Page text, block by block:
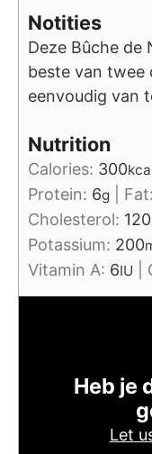
Notities
Deze Bûche de
beste van twee
eenvoudig van
Nutrition
Calories: 300
Protein: 6g Fat:
Cholesterol: 120
Potassium: 200
Vitamin A: 6IU
Heb je
Let